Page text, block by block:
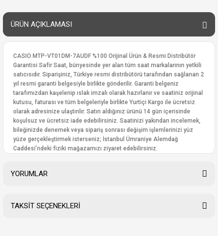
ÜRÜN AÇIKLAMASI
CASIO MTP-VT01DM-7AUDF %100 Orijinal Ürün & Resmi Distribütör
Garantisi Safir Saat, bünyesinde yer alan tüm saat markalarının yetkili
satıcısıdır. Siparişiniz, Türkiye resmi distribütörü tarafından sağlanan 2
yıl resmi garanti belgesiyle birlikte gönderilir. Garanti belgeniz
tarafımızdan kaşelenip ıslak imzalı olarak hazırlanır ve saatiniz orijinal
kutusu, faturası ve tüm belgeleriyle birlikte Yurtiçi Kargo ile ücretsiz
olarak adresinize ulaştırılır. Satın aldığınız ürünü 14 gün içerisinde
koşulsuz ve ücretsiz iade edebilirsiniz. Saatinizi yakından incelemek,
bileğinizde denemek veya sipariş sonrası değişim işlemlerinizi yüz
yüze gerçekleştirmek isterseniz; İstanbul Ümraniye Alemdağ
Caddesi’ndeki fiziki mağazamızı ziyaret edebilirsiniz.
YORUMLAR
TAKSİT SEÇENEKLERİ